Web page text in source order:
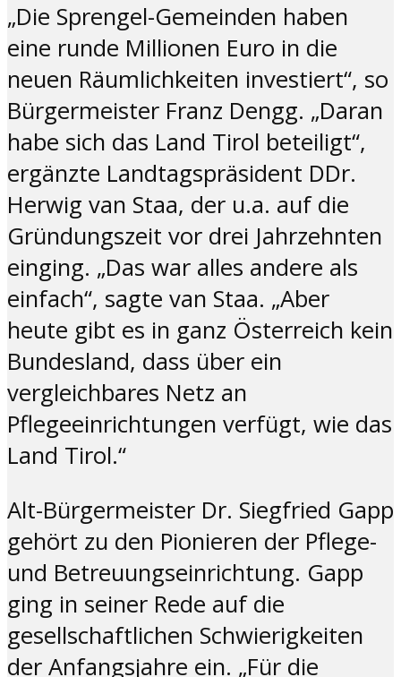
„Die Sprengel-Gemeinden haben
eine runde Millionen Euro in die
neuen Räumlichkeiten investiert“, so
Bürgermeister Franz Dengg. „Daran
habe sich das Land Tirol beteiligt“,
ergänzte Landtagspräsident DDr.
Herwig van Staa, der u.a. auf die
Gründungszeit vor drei Jahrzehnten
einging. „Das war alles andere als
einfach“, sagte van Staa. „Aber
heute gibt es in ganz Österreich kein
Bundesland, dass über ein
vergleichbares Netz an
Pflegeeinrichtungen verfügt, wie das
Land Tirol.“
Alt-Bürgermeister Dr. Siegfried Gapp
gehört zu den Pionieren der Pflege-
und Betreuungseinrichtung. Gapp
ging in seiner Rede auf die
gesellschaftlichen Schwierigkeiten
der Anfangsjahre ein. „Für die